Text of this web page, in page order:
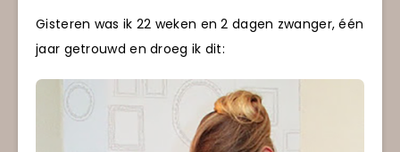
Gisteren was ik 22 weken en 2 dagen zwanger, één
jaar getrouwd en droeg ik dit: